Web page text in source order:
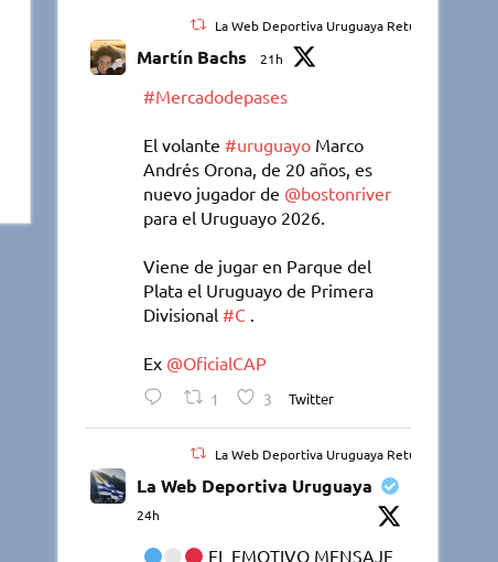
La Web Deportiva Uruguaya Retuiteado
Martín Bachs 21h
#Mercadodepases
El volante#uruguayo Marco
Andrés Orona, de 20 años, es
nuevo jugador de @bostonriver
para el Uruguayo 2026.
Viene de jugar en Parque del
Plata el Uruguayo de Primera
Divisional#C .
Ex @OficialCAP
1 3 Twitter
La Web Deportiva Uruguaya Retuiteado
La Web Deportiva Uruguaya
24h
EL EMOTIVO MENSAJE